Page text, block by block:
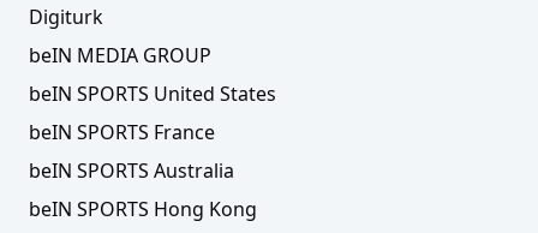
Digiturk
beIN MEDIA GROUP
beIN SPORTS United States
beIN SPORTS France
beIN SPORTS Australia
beIN SPORTS Hong Kong